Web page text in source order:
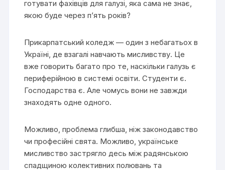
готувати фахівців для галузі, яка сама не знає,
якою буде через п’ять років?
Прикарпатський коледж — один з небагатьох в
Україні, де взагалі навчають мисливству. Це
вже говорить багато про те, наскільки галузь є
периферійною в системі освіти. Студенти є.
Господарства є. Але чомусь вони не завжди
знаходять одне одного.
Можливо, проблема глибша, ніж законодавство
чи професійні свята. Можливо, українське
мисливство застрягло десь між радянською
спадщиною колективних полювань та